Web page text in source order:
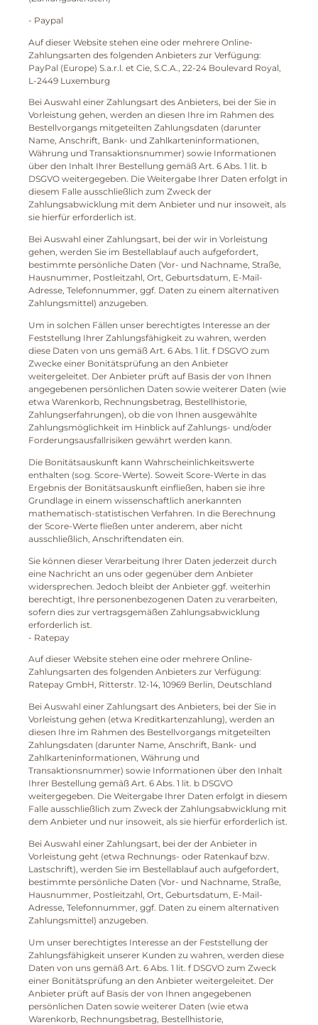
- Paypal
Auf dieser Website stehen eine oder mehrere Online-
Zahlungsarten des folgenden Anbieters zur Verfügung:
PayPal (Europe) S.a.r.l. et Cie, S.C.A., 22-24 Boulevard Royal,
L-2449 Luxemburg
Bei Auswahl einer Zahlungsart des Anbieters, bei der Sie in
Vorleistung gehen, werden an diesen Ihre im Rahmen des
Bestellvorgangs mitgeteilten Zahlungsdaten (darunter
Name, Anschrift, Bank- und Zahlkarteninformationen,
Währung und Transaktionsnummer) sowie Informationen
über den Inhalt Ihrer Bestellung gemäß Art. 6 Abs. 1 lit. b
DSGVO weitergegeben. Die Weitergabe Ihrer Daten erfolgt in
diesem Falle ausschließlich zum Zweck der
Zahlungsabwicklung mit dem Anbieter und nur insoweit, als
sie hierfür erforderlich ist.
Bei Auswahl einer Zahlungsart, bei der wir in Vorleistung
gehen, werden Sie im Bestellablauf auch aufgefordert,
bestimmte persönliche Daten (Vor- und Nachname, Straße,
Hausnummer, Postleitzahl, Ort, Geburtsdatum, E-Mail-
Adresse, Telefonnummer, ggf. Daten zu einem alternativen
Zahlungsmittel) anzugeben.
Um in solchen Fällen unser berechtigtes Interesse an der
Feststellung Ihrer Zahlungsfähigkeit zu wahren, werden
diese Daten von uns gemäß Art. 6 Abs. 1 lit. f DSGVO zum
Zwecke einer Bonitätsprüfung an den Anbieter
weitergeleitet. Der Anbieter prüft auf Basis der von Ihnen
angegebenen persönlichen Daten sowie weiterer Daten (wie
etwa Warenkorb, Rechnungsbetrag, Bestellhistorie,
Zahlungserfahrungen), ob die von Ihnen ausgewählte
Zahlungsmöglichkeit im Hinblick auf Zahlungs- und/oder
Forderungsausfallrisiken gewährt werden kann.
Die Bonitätsauskunft kann Wahrscheinlichkeitswerte
enthalten (sog. Score-Werte). Soweit Score-Werte in das
Ergebnis der Bonitätsauskunft einfließen, haben sie ihre
Grundlage in einem wissenschaftlich anerkannten
mathematisch-statistischen Verfahren. In die Berechnung
der Score-Werte fließen unter anderem, aber nicht
ausschließlich, Anschriftendaten ein.
Sie können dieser Verarbeitung Ihrer Daten jederzeit durch
eine Nachricht an uns oder gegenüber dem Anbieter
widersprechen. Jedoch bleibt der Anbieter ggf. weiterhin
berechtigt, Ihre personenbezogenen Daten zu verarbeiten,
sofern dies zur vertragsgemäßen Zahlungsabwicklung
erforderlich ist.
- Ratepay
Auf dieser Website stehen eine oder mehrere Online-
Zahlungsarten des folgenden Anbieters zur Verfügung:
Ratepay GmbH, Ritterstr. 12-14, 10969 Berlin, Deutschland
Bei Auswahl einer Zahlungsart des Anbieters, bei der Sie in
Vorleistung gehen (etwa Kreditkartenzahlung), werden an
diesen Ihre im Rahmen des Bestellvorgangs mitgeteilten
Zahlungsdaten (darunter Name, Anschrift, Bank- und
Zahlkarteninformationen, Währung und
Transaktionsnummer) sowie Informationen über den Inhalt
Ihrer Bestellung gemäß Art. 6 Abs. 1 lit. b DSGVO
weitergegeben. Die Weitergabe Ihrer Daten erfolgt in diesem
Falle ausschließlich zum Zweck der Zahlungsabwicklung mit
dem Anbieter und nur insoweit, als sie hierfür erforderlich ist.
Bei Auswahl einer Zahlungsart, bei der der Anbieter in
Vorleistung geht (etwa Rechnungs- oder Ratenkauf bzw.
Lastschrift), werden Sie im Bestellablauf auch aufgefordert,
bestimmte persönliche Daten (Vor- und Nachname, Straße,
Hausnummer, Postleitzahl, Ort, Geburtsdatum, E-Mail-
Adresse, Telefonnummer, ggf. Daten zu einem alternativen
Zahlungsmittel) anzugeben.
Um unser berechtigtes Interesse an der Feststellung der
Zahlungsfähigkeit unserer Kunden zu wahren, werden diese
Daten von uns gemäß Art. 6 Abs. 1 lit. f DSGVO zum Zweck
einer Bonitätsprüfung an den Anbieter weitergeleitet. Der
Anbieter prüft auf Basis der von Ihnen angegebenen
persönlichen Daten sowie weiterer Daten (wie etwa
Warenkorb, Rechnungsbetrag, Bestellhistorie,